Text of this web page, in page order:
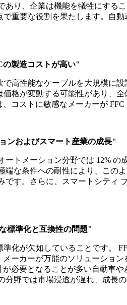
り、企業は機能を犠牲にする
重要な役割を果たします。自
の製造コストが高い"
高性能なケーブルを大規模に
格が変動する可能性があり、
コストに敏感なメーカーが FFC
ンおよびスマート産業の成長"
トメーション分野では 12%
な条件への耐性により、この
す。さらに、スマートシティ
標準化と互換性の問題"
化が欠如していることです。
ーカーが万能のソリューショ
必要となることが多い自動車
野では市場浸透が遅れ、成長